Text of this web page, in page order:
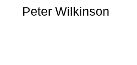
Peter Wilkinson